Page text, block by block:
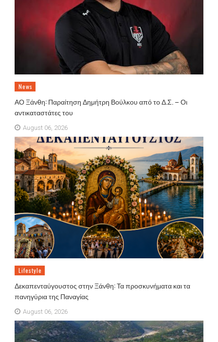
News
ΑΟ Ξάνθη: Παραίτηση Δημήτρη Βούλκου από το Δ.Σ. – Οι
αντικαταστάτες του
August 06, 2026
Lifestyle
Δεκαπενταύγουστος στην Ξάνθη: Τα προσκυνήματα και τα
πανηγύρια της Παναγίας
August 06, 2026